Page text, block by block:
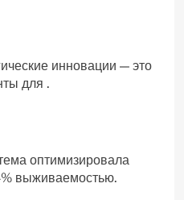
инновации — это
для .
оптимизировала
выживаемостью.